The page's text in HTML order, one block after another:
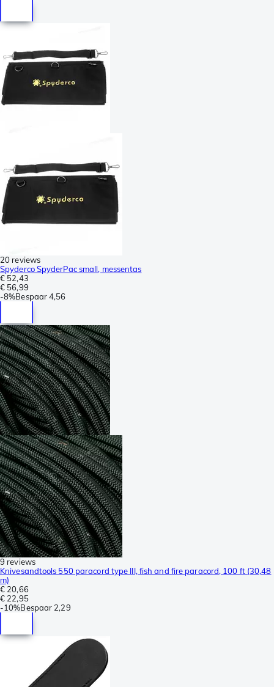
20 reviews
Spyderco SpyderPac small, messentas
€ 52,43
€ 56,99
-8%Bespaar4,56
9 reviews
Knivesandtools 550 paracord type III, fish and fire paracord, 100 ft (30,48
m)
€ 20,66
€ 22,95
-10%Bespaar 2,29